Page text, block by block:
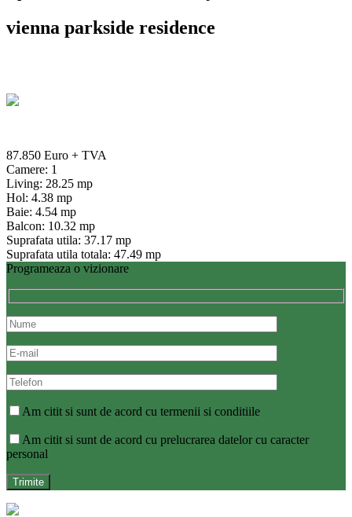
vienna parkside residence
87.850 Euro + TVA
Camere: 1
Living: 28.25 mp
Hol: 4.38 mp
Baie: 4.54 mp
Balcon: 10.32 mp
Suprafata utila: 37.17 mp
Suprafata utila totala: 47.49 mp
Programeaza o vizionare
Am citit si sunt de acord cu termenii si conditiile
Am citit si sunt de acord cu prelucrarea datelor cu caracter
personal